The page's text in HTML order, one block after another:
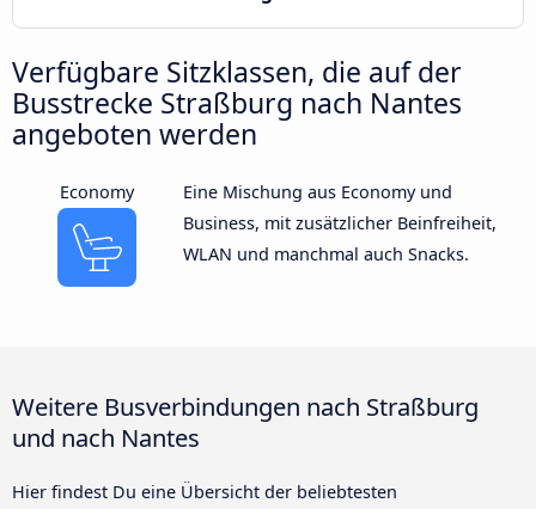
Verfügbare Sitzklassen, die auf der
Busstrecke Straßburg nach Nantes
angeboten werden
Economy
Eine Mischung aus Economy und
Business, mit zusätzlicher Beinfreiheit,
WLAN und manchmal auch Snacks.
Weitere Busverbindungen nach Straßburg
und nach Nantes
Hier findest Du eine Übersicht der beliebtesten